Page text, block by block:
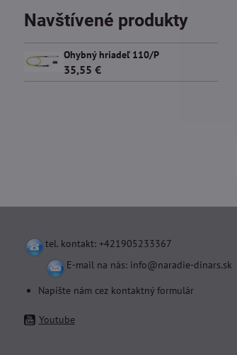
Navštívené produkty
Ohybný hriadeľ 110/P
35,55 €
tel. kontakt: +421905233367
E-mail na nás: info@naradie-dinars.sk
Napíšte nám cez kontaktný formulár
Youtube